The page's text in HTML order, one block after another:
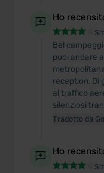
Ho
Bel
puoi andare
reception. Di
al traffico
silenziosi
Tradotto da
Ho